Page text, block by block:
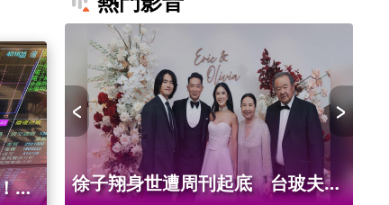
台
客！
徐子翔身世遭周刊起底 台玻夫人